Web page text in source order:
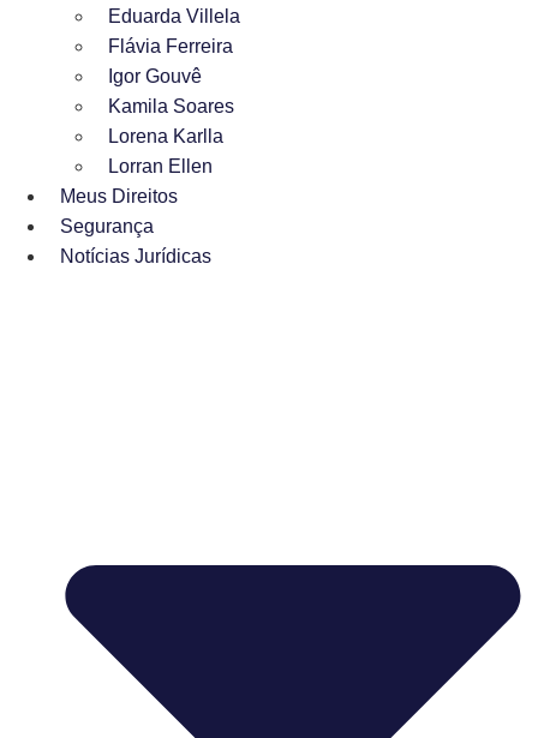
Eduarda Villela
Flávia Ferreira
Igor Gouvê
Kamila Soares
Lorena Karlla
Lorran Ellen
Meus Direitos
Segurança
Notícias Jurídicas